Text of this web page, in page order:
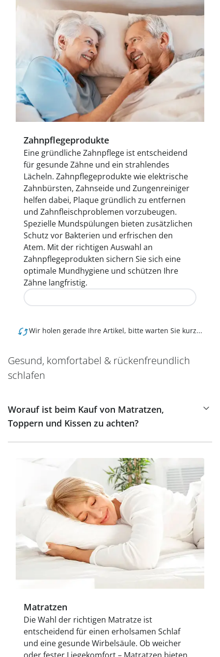
Zahnpflegeprodukte
Eine gründliche Zahnpflege ist entscheidend
für gesunde Zähne und ein strahlendes
Lächeln. Zahnpflegeprodukte wie elektrische
Zahnbürsten, Zahnseide und Zungenreiniger
helfen dabei, Plaque gründlich zu entfernen
und Zahnfleischproblemen vorzubeugen.
Spezielle Mundspülungen bieten zusätzlichen
Schutz vor Bakterien und erfrischen den
Atem. Mit der richtigen Auswahl an
Zahnpflegeprodukten sichern Sie sich eine
optimale Mundhygiene und schützen Ihre
Zähne langfristig.
Wir holen gerade Ihre Artikel, bitte warten Sie kurz...
Gesund, komfortabel & rückenfreundlich
schlafen
Worauf ist beim Kauf von Matratzen,
Toppern und Kissen zu achten?
Matratzen
Die Wahl der richtigen Matratze ist
entscheidend für einen erholsamen Schlaf
und eine gesunde Wirbelsäule. Ob weicher